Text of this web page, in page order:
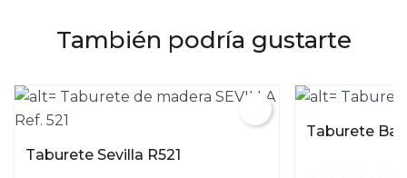
También podría gustarte
Taburete Sevilla R521
Taburete